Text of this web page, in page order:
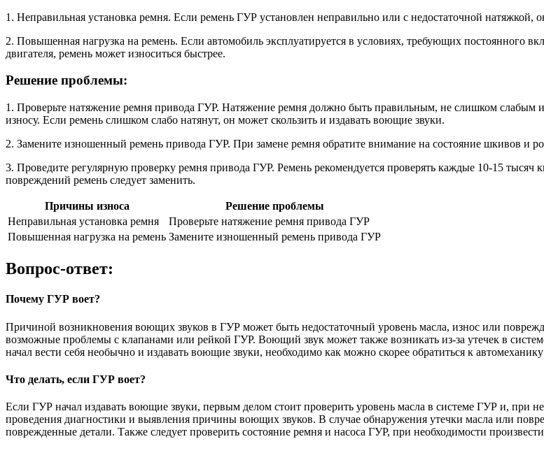
1. Неправильная установка ремня. Если ремень ГУР установлен неправильно или с недостаточной натяжкой,
2. Повышенная нагрузка на ремень. Если автомобиль эксплуатируется в условиях, требующих постоянного
двигателя, ремень может износиться быстрее.
Решение проблемы:
1. Проверьте натяжение ремня привода ГУР. Натяжение ремня должно быть правильным, не слишком
износу. Если ремень слишком слабо натянут, он может скользить и издавать воющие звуки.
2. Замените изношенный ремень привода ГУР. При замене ремня обратите внимание на состояние шкивов и
3. Проведите регулярную проверку ремня привода ГУР. Ремень рекомендуется проверять каждые 10-15
повреждений ремень следует заменить.
Причины износа
Решение проблемы
Неправильная установка ремня
Проверьте натяжение ремня привода ГУР
Повышенная нагрузка на ремень Замените изношенный ремень привода ГУР
Вопрос-ответ:
Почему ГУР воет?
Причиной возникновения воющих звуков в ГУР может быть недостаточный уровень масла, износ или
возможные проблемы с клапанами или рейкой ГУР. Воющий звук может также возникать из-за утечек в
начал вести себя необычно и издавать воющие звуки, необходимо как можно скорее обратиться к
Что делать, если ГУР воет?
Если ГУР начал издавать воющие звуки, первым делом стоит проверить уровень масла в системе ГУР и, при
проведения диагностики и выявления причины воющих звуков. В случае обнаружения утечки масла или
поврежденные детали. Также следует проверить состояние ремня и насоса ГУР, при необходимости произвести